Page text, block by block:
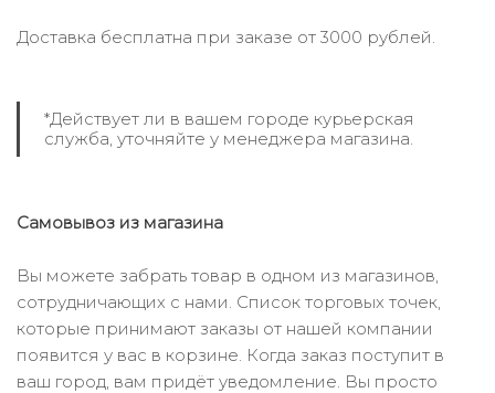
Доставка бесплатна при заказе от 3000 рублей.
*Действует ли в вашем городе курьерская
служба, уточняйте у менеджера магазина.
Самовывоз из магазина
Вы можете забрать товар в одном из магазинов,
сотрудничающих с нами. Список торговых точек,
которые принимают заказы от нашей компании
появится у вас в корзине. Когда заказ поступит в
ваш город, вам придёт уведомление. Вы просто